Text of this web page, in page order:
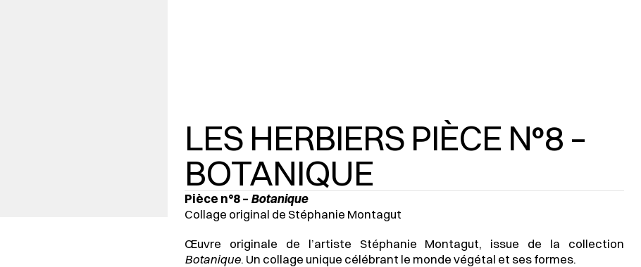
LES HERBIERS PIÈCE N°8 –
BOTANIQUE
Pièce n°8 – Botanique
Collage original de Stéphanie Montagut
Botanique. Un collage unique célébrant le monde végétal et ses formes.